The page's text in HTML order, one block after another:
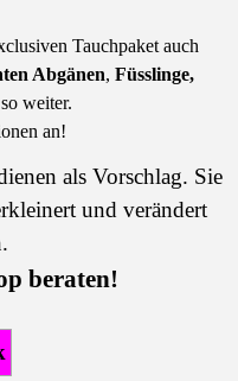
Tauchpaket auch
Abgänen, Füsslinge,
weiter.
an!
als Vorschlag. Sie
und verändert
beraten!